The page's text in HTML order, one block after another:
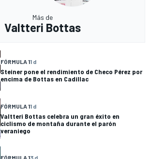
Más de
Valtteri Bottas
FÓRMULA 11 d
Steiner pone el rendimiento de Checo Pérez por
encima de Bottas en Cadillac
FÓRMULA 11 d
Valtteri Bottas celebra un gran éxito en
ciclismo de montaña durante el parón
veraniego